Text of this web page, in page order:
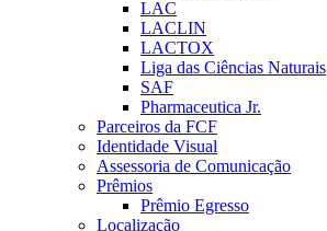
LAC
LACLIN
LACTOX
Liga das Ciências Naturais
SAF
Pharmaceutica Jr.
Parceiros da FCF
Identidade Visual
Assessoria de Comunicação
Prêmios
Prêmio Egresso
Localização